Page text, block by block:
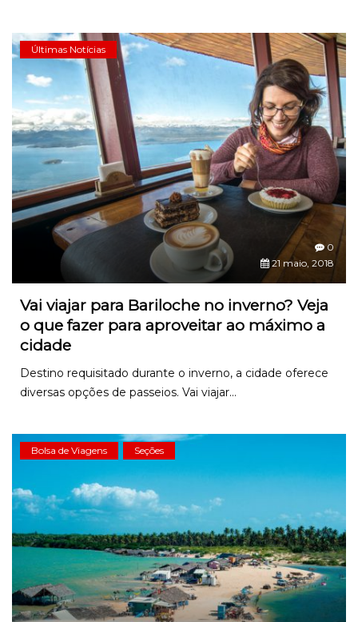
Últimas Notícias
0
21 maio, 2018
Vai viajar para Bariloche no inverno? Veja
o que fazer para aproveitar ao máximo a
cidade
Destino requisitado durante o inverno, a cidade oferece
diversas opções de passeios. Vai viajar...
Bolsa de Viagens Seções